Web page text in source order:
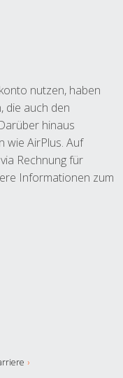
nutzen, haben
die auch den
hinaus
wie AirPlus. Auf
Rechnung für
Informationen zum